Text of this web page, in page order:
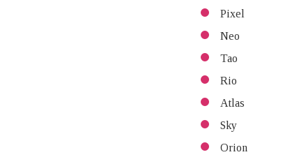
Pixel
Neo
Tao
Rio
Atlas
Sky
Orion